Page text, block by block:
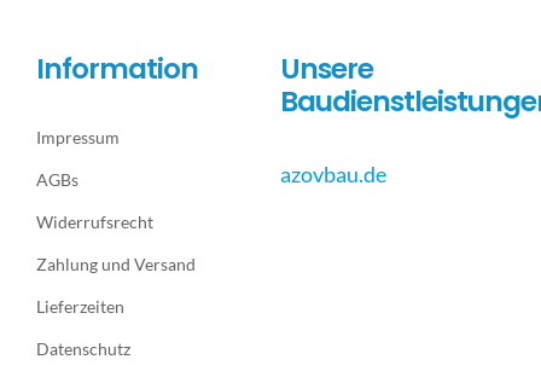
Information
Impressum
AGBs
Widerrufsrecht
Zahlung und Versand
Lieferzeiten
Datenschutz
Unsere
azovbau.de